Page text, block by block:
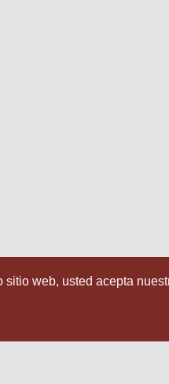
web, usted acepta